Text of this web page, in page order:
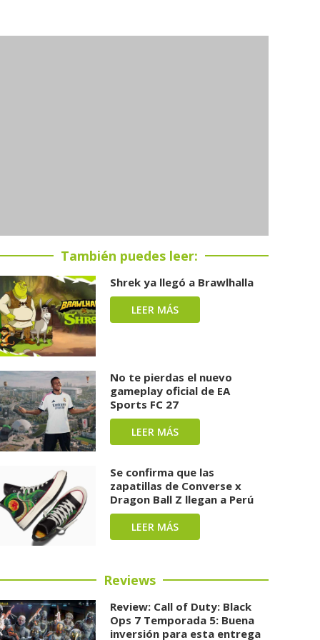
También puedes leer:
Shrek ya llegó a Brawlhalla
LEER MÁS
No te pierdas el nuevo
gameplay oficial de EA
Sports FC 27
LEER MÁS
Se confirma que las
zapatillas de Converse x
Dragon Ball Z llegan a Perú
LEER MÁS
Reviews
Review: Call of Duty: Black
Ops 7 Temporada 5: Buena
inversión para esta entrega